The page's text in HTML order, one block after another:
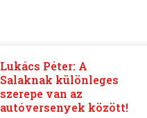
Lukács Péter: A
Salaknak különleges
szerepe van az
autóversenyek között!